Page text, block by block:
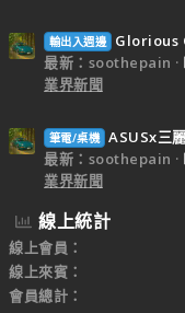
輸出入週邊
Glorious
最新：soothepain
業界新聞
筆電/桌機 ASUSx三
最新：soothepain
業界新聞
線上統計
線上會員
線上來賓
會員總計